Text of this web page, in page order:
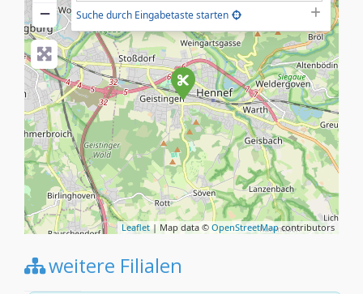
−
Suche durch Eingabetaste starten
Leaflet | Map data © OpenStreetMapcontributors
weitere Filialen